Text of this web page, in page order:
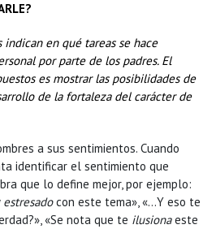
en qué tareas se hace
por parte de los padres. El
es mostrar las posibilidades de
de la fortaleza del carácter de
a sus sentimientos. Cuando
identificar el sentimiento que
que lo define mejor, por ejemplo:
estresadocon este tema», «…Y eso te
«Se nota que te ilusionaeste